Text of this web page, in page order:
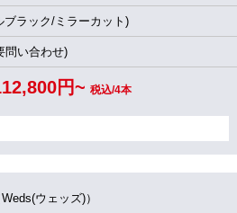
ブラック/ミラーカット)
問い合わせ)
円~ 税込/4本
Weds(ウェッズ)）